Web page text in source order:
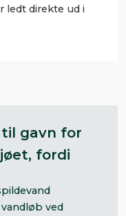
ledt direkte ud i
gavn for
fordi
ved